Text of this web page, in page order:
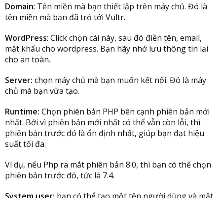
Domain: Tên miền mà bạn thiết lập trên máy chủ. Đó là
tên miền mà bạn đã trỏ tới Vultr.
WordPress: Click chọn cái này, sau đó điền tên, email,
mật khẩu cho wordpress. Bạn hãy nhớ lưu thông tin lại
cho an toàn.
Server: chọn máy chủ mà bạn muốn kết nối. Đó là máy
chủ mà bạn vừa tạo.
Runtime: Chọn phiên bản PHP bên cạnh phiên bản mới
nhất. Bởi vì phiên bản mới nhất có thể vẫn còn lỗi, thì
phiên bản trước đó là ổn định nhất, giúp bạn đạt hiệu
suất tối đa.
Ví dụ, nếu Php ra mắt phiên bản 8.0, thì bạn có thể chọn
phiên bản trước đó, tức là 7.4.